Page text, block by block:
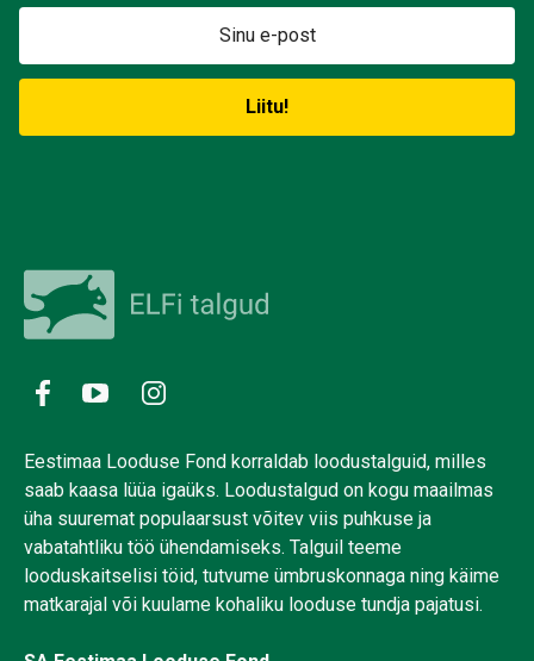
Eestimaa Looduse Fond korraldab loodustalguid, milles
saab kaasa lüüa igaüks. Loodustalgud on kogu maailmas
üha suuremat populaarsust võitev viis puhkuse ja
vabatahtliku töö ühendamiseks. Talguil teeme
looduskaitselisi töid, tutvume ümbruskonnaga ning käime
matkarajal või kuulame kohaliku looduse tundja pajatusi.